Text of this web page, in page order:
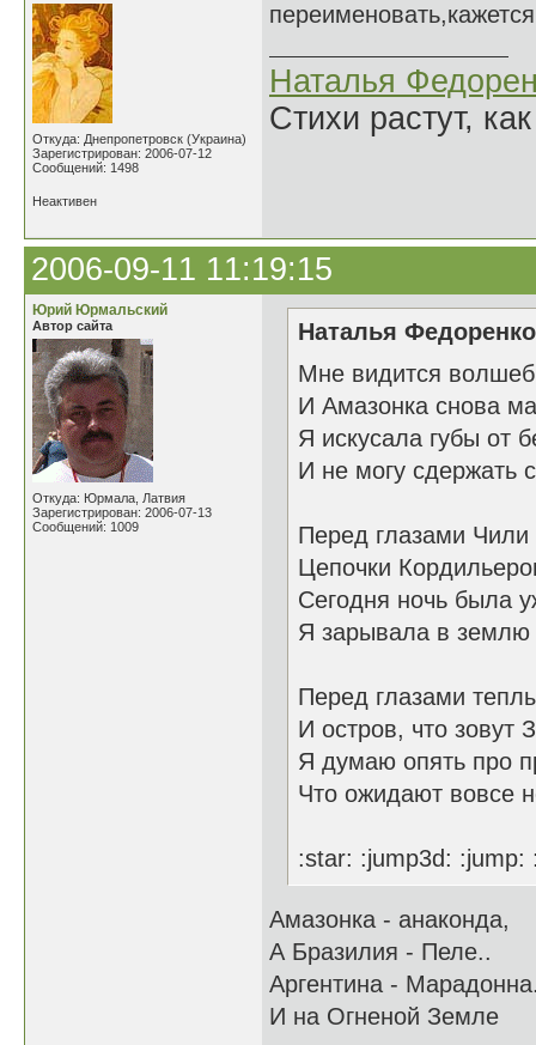
Откуда: Днепропетровск (Украина)
Зарегистрирован: 2006-07-12
Сообщений: 1498
Наталья
Стихи растут,
Неактивен
2006-09-11 11:19:15
Юрий Юрмальский
Автор сайта
Откуда: Юрмала, Латвия
Зарегистрирован: 2006-07-13
Сообщений: 1009
Наталья
Мне видится
И Амазонка снова
Я искусала губы от
И не могу сдержать
Перед глазами Чили
Цепочки
Сегодня ночь была
Я зарывала в землю
Перед глазами
И остров, что зовут
Я думаю опять про
Что ожидают вовсе
:star: :jump3d: :jump:
Амазонка - анаконда,
А Бразилия - Пеле..
Аргентина -
И на Огненой Земле